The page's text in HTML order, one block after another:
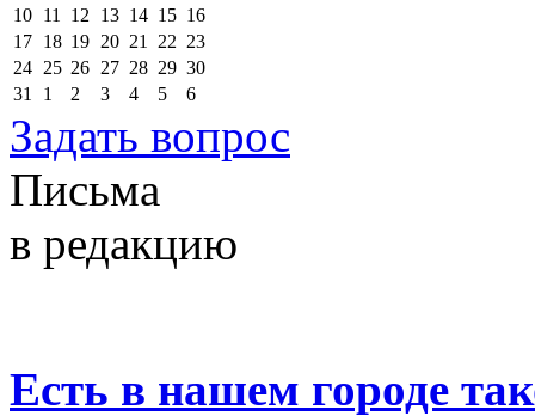
10 11 12 13 14 15 16
17 18 19 20 21 22 23
24 25 26 27 28 29 30
31
1 2 3 4 5 6
Задать вопрос
Письма
в редакцию
Есть в нашем городе